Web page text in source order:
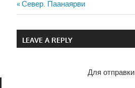
Навигация
по
Previous
Post:
Север. Паанаярви
LEAVE A REPLY
Для